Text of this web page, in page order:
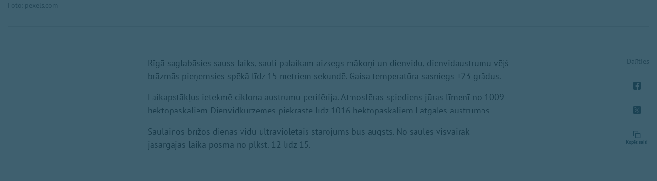
Foto: pexels.com
Rīgā saglabāsies sauss laiks, sauli palaikam aizsegs mākoņi un dienvidu, dienvidaustrumu vējš
brāzmās pieņemsies spēkā līdz 15 metriem sekundē. Gaisa temperatūra sasniegs +23 grādus.
Laikapstākļus ietekmē ciklona austrumu perifērija. Atmosfēras spiediens jūras līmenī no 1009
hektopaskāliem Dienvidkurzemes piekrastē līdz 1016 hektopaskāliem Latgales austrumos.
Saulainos brīžos dienas vidū ultravioletais starojums būs augsts. No saules visvairāk
jāsargājas laika posmā no plkst. 12 līdz 15.
Dalīties
Kopēt saiti